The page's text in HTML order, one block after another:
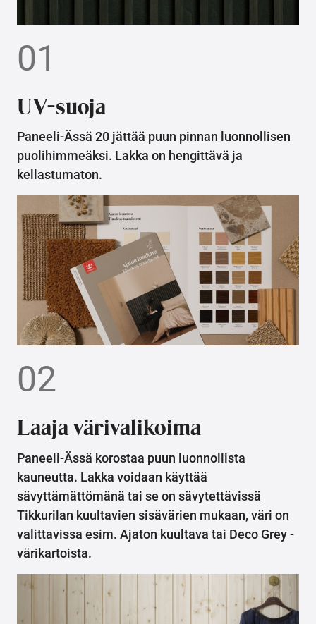
01
UV-suoja
Paneeli-Ässä 20 jättää puun pinnan luonnollisen
puolihimmeäksi. Lakka on hengittävä ja
kellastumaton.
02
Laaja värivalikoima
Paneeli-Ässä korostaa puun luonnollista
kauneutta. Lakka voidaan käyttää
sävyttämättömänä tai se on sävytettävissä
Tikkurilan kuultavien sisävärien mukaan, väri on
valittavissa esim. Ajaton kuultava tai Deco Grey -
värikartoista.